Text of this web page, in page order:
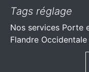
Tags réglage
Nos services Porte
Flandre Occidentale